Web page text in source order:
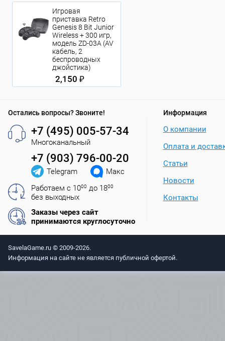
Игровая
приставка Retro
Genesis 8 Bit Junior
Wireless + 300 игр,
модель ZD-03A (AV
кабель, 2
беспроводных
джойстика)
2,150 ₽
Остались вопросы? Звоните!
+7 (495) 005-57-34
Многоканальный
+7 (903) 796-00-20
Telegram
Макс
Работаем с 1000 до 1800
без выходных
Заказы через сайт
принимаются круглосуточно
Информация
О компании
Оплата и
Статьи
Новости
Контакты
SavelaGame.ru © 2009-2026.
Информация на сайте не является публичной офертой.